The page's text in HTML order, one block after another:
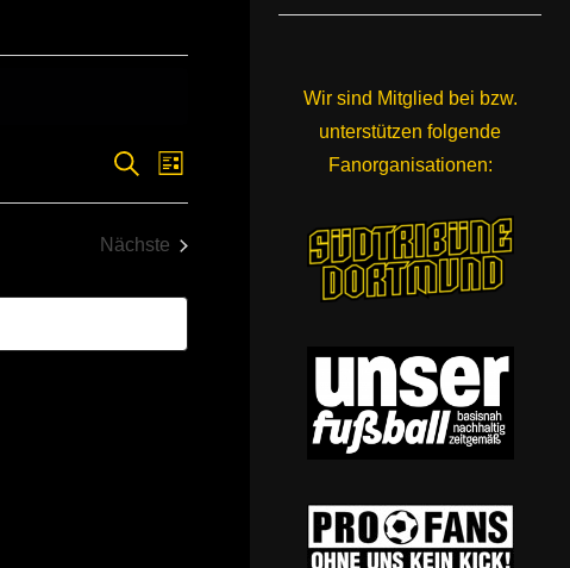
Veranstaltungen
Suche
und
Ansichten,
Navigation
SucheVeranstaltung
Ansichten-
Navigation
Liste
Nächste
Wir sind Mitglied bei bzw.
unterstützen folgende
Fanorganisationen: